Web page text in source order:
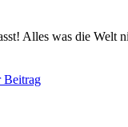
Alles was die